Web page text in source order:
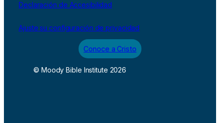
Declaración de Accesibilidad
Ajuste su configuración de privacidad
Conoce a Cristo
© Moody Bible Institute 2026